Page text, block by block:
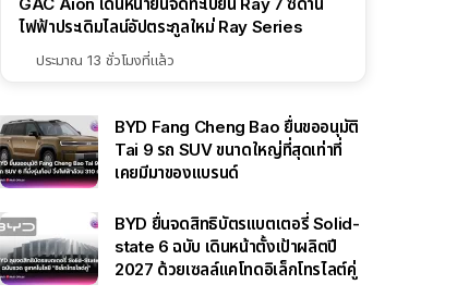
ไฟฟ้าประเดิมไลน์อัปตระกูลใหม่ Ray Series
ประมาณ 13 ชั่วโมงที่แล้ว
BYD Fang Cheng Bao ยื่นขออนุมัติ
Tai 9 รถ SUV ขนาดใหญ่ที่สุดเท่าที่
เคยมีมาของแบรนด์
BYD ยื่นจดสิทธิบัตรแบตเตอรี่ Solid-
state 6 ฉบับ เดินหน้าตั้งเป้าผลิตปี
2027 ด้วยเซลล์แคโทดอิเล็กโทรไลต์คู่